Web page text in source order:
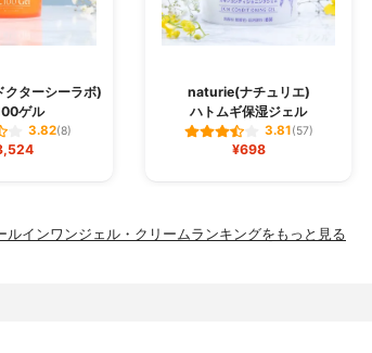
ターシーラボ)
ゲル
3.82(8)
naturie(ナチュリエ)
ハトムギ保湿ジェル
3.81(57)
¥698
ルインワンジェル・クリームランキングをもっと見る